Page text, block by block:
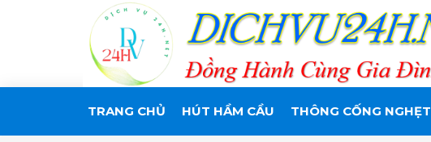
TRANG CHỦ HÚT HẦM CẦU THÔNG CỐNG NGHẸT